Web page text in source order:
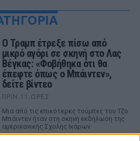
Ο Τραμπ έτρεξε πίσω από
μικρό αγόρι σε σκηνή στο Λας
Βέγκας: «Φοβήθηκα ότι θα
έπεφτε όπως ο Μπάιντεν»,
δείτε βίντεο
ΠΡΙΝ 11 ΏΡΕΣ
Μια από τις επικότερες τούμπες του Τζο
Μπάιντεν ήταν στη σκηνή εκδήλωση της
αμερικανικής Σχολής Ικάρων